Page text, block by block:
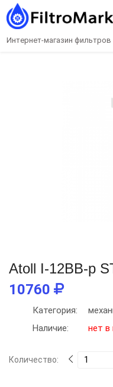
Интернет-магазин
Atoll I-12BB-p
10760
Категория:
Наличие:
нет в
Количество: